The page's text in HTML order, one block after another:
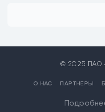
© 2025 ПАО
О НАС ПАРТНЕРЫ